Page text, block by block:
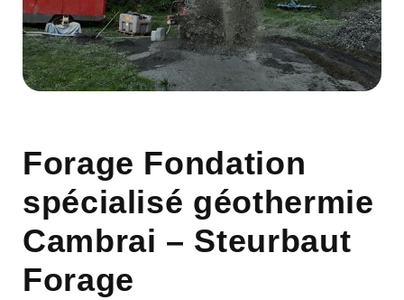
Forage Fondation
spécialisé géothermie
Cambrai – Steurbaut
Forage